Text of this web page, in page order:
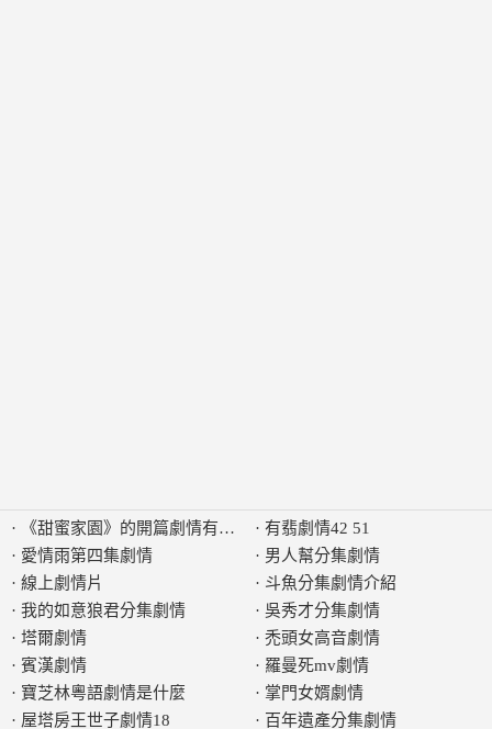
·
《甜蜜家園》的開篇劇情有什麼特色
· 愛情雨第四集劇情
· 線上劇情片
· 我的如意狼君分集劇情
· 塔爾劇情
· 賓漢劇情
· 寶芝林粵語劇情是什麼
· 屋塔房王世子劇情18
· 有翡劇情42 51
· 男人幫分集劇情
· 斗魚分集劇情介紹
· 吳秀才分集劇情
· 禿頭女高音劇情
· 羅曼死mv劇情
· 掌門女婿劇情
· 百年遺產分集劇情